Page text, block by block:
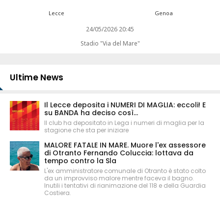
Lecce Genoa
24/05/2026 20:45
Stadio "Via del Mare"
Ultime News
Il Lecce deposita i NUMERI DI MAGLIA: eccoli! E
su BANDA ha deciso così...
Il club ha depositato in Lega i numeri di maglia per la
stagione che sta per iniziare
MALORE FATALE IN MARE. Muore l'ex assessore
di Otranto Fernando Coluccia: lottava da
tempo contro la Sla
L'ex amministratore comunale di Otranto è stato colto
da un improvviso malore mentre faceva il bagno.
Inutili i tentativi di rianimazione del 118 e della Guardia
Costiera.